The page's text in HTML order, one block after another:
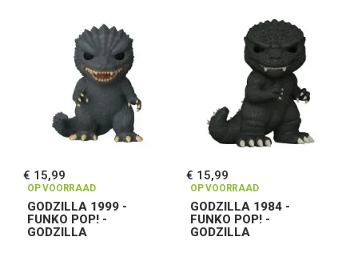
GODZILLA 1999 -
FUNKO POP! -
GODZILLA
€ 15,99
OP VOORRAAD
GODZILLA 1984 -
FUNKO POP! -
GODZILLA
€ 15,99
OP VOORRAAD